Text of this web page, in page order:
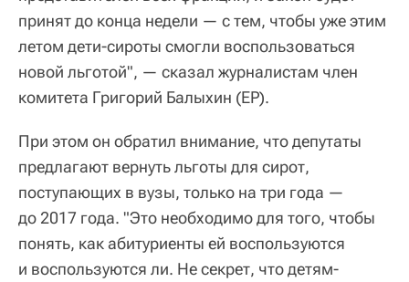
принят до конца недели — с тем, чтобы уже этим
летом дети-сироты смогли воспользоваться
новой льготой", — сказал журналистам член
комитета Григорий Балыхин (ЕР).
При этом он обратил внимание, что депутаты
предлагают вернуть льготы для сирот,
поступающих в вузы, только на три года —
до 2017 года. "Это необходимо для того, чтобы
понять, как абитуриенты ей воспользуются
и воспользуются ли. Не секрет, что детям-